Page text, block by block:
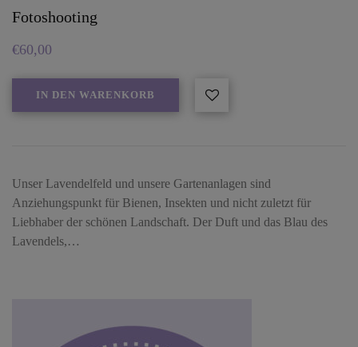
Fotoshooting
€60,00
IN DEN WARENKORB
Unser Lavendelfeld und unsere Gartenanlagen sind
Anziehungspunkt für Bienen, Insekten und nicht zuletzt für
Liebhaber der schönen Landschaft. Der Duft und das Blau des
Lavendels,…